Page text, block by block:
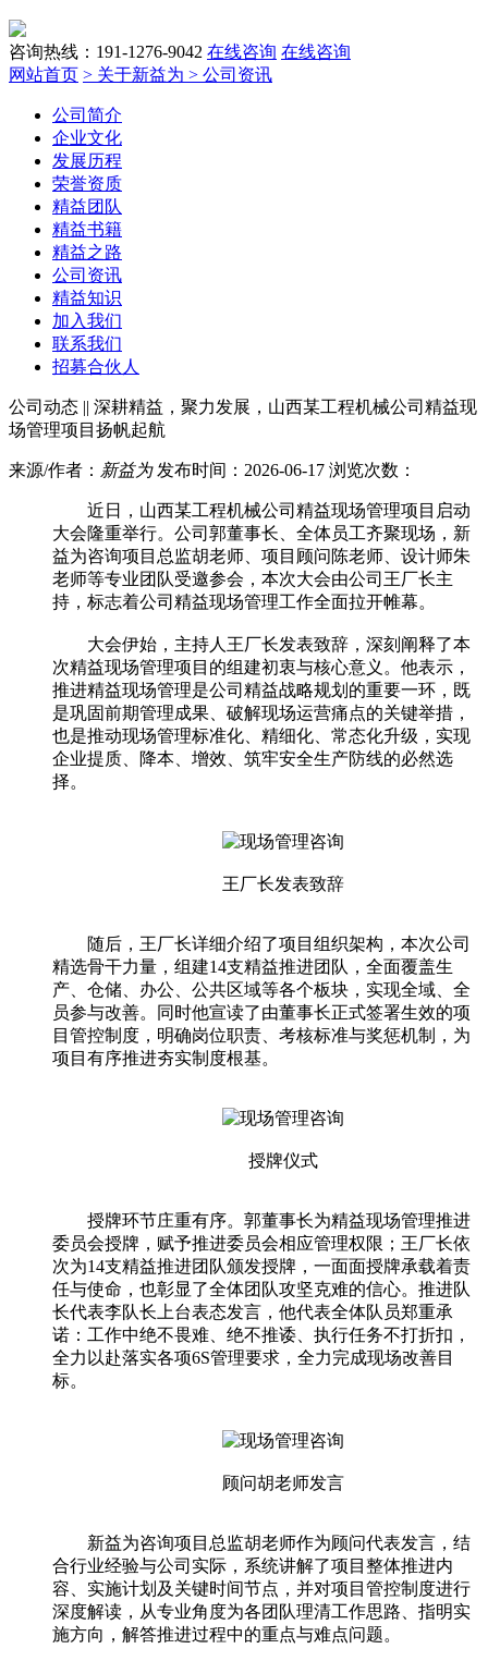
咨询热线：191-1276-9042 在线咨询 在线咨询
网站首页 > 关于新益为 > 公司资讯
公司简介
企业文化
发展历程
荣誉资质
精益团队
精益书籍
精益之路
公司资讯
精益知识
加入我们
联系我们
招募合伙人
公司动态 || 深耕精益，聚力发展，山西某工程机械公司精益现
场管理项目扬帆起航
来源/作者： 新益为发布时间：2026-06-17 浏览次数：
近日，山西某工程机械公司精益现场管理项目启动
大会隆重举行。公司郭董事长、全体员工齐聚现场，新
益为咨询项目总监胡老师、项目顾问陈老师、设计师朱
老师等专业团队受邀参会，本次大会由公司王厂长主
持，标志着公司精益现场管理工作全面拉开帷幕。
大会伊始，主持人王厂长发表致辞，深刻阐释了本
次精益现场管理项目的组建初衷与核心意义。他表示，
推进精益现场管理是公司精益战略规划的重要一环，既
是巩固前期管理成果、破解现场运营痛点的关键举措，
也是推动现场管理标准化、精细化、常态化升级，实现
企业提质、降本、增效、筑牢安全生产防线的必然选
择。
王厂长发表致辞
随后，王厂长详细介绍了项目组织架构，本次公司
精选骨干力量，组建14支精益推进团队，全面覆盖生
产、仓储、办公、公共区域等各个板块，实现全域、全
员参与改善。同时他宣读了由董事长正式签署生效的项
目管控制度，明确岗位职责、考核标准与奖惩机制，为
项目有序推进夯实制度根基。
授牌仪式
授牌环节庄重有序。郭董事长为精益现场管理推进
委员会授牌，赋予推进委员会相应管理权限；王厂长依
次为14支精益推进团队颁发授牌，一面面授牌承载着责
任与使命，也彰显了全体团队攻坚克难的信心。推进队
长代表李队长上台表态发言，他代表全体队员郑重承
诺：工作中绝不畏难、绝不推诿、执行任务不打折扣，
全力以赴落实各项6S管理要求，全力完成现场改善目
标。
顾问胡老师发言
新益为咨询项目总监胡老师作为顾问代表发言，结
合行业经验与公司实际，系统讲解了项目整体推进内
容、实施计划及关键时间节点，并对项目管控制度进行
深度解读，从专业角度为各团队理清工作思路、指明实
施方向，解答推进过程中的重点与难点问题。